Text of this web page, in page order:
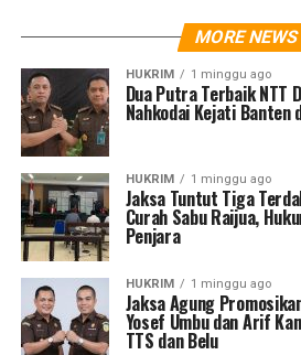
MORE NEWS
HUKRIM 1 minggu ago
Dua Putra Terbaik NTT
Nahkodai Kejati Banten
HUKRIM 1 minggu ago
Jaksa Tuntut Tiga
Curah Sabu Raijua,
Penjara
HUKRIM 1 minggu ago
Jaksa Agung
Yosef Umbu dan Arif
TTS dan Belu